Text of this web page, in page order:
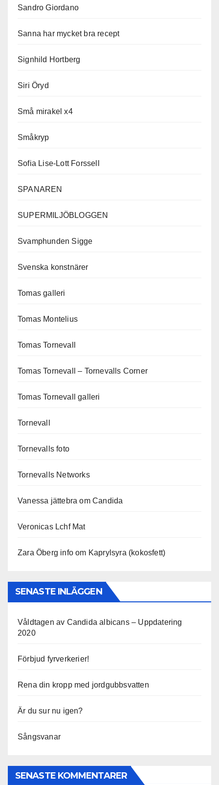
Sandro Giordano
Sanna har mycket bra recept
Signhild Hortberg
Siri Öryd
Små mirakel x4
Småkryp
Sofia Lise-Lott Forssell
SPANAREN
SUPERMILJÖBLOGGEN
Svamphunden Sigge
Svenska konstnärer
Tomas galleri
Tomas Montelius
Tomas Tornevall
Tomas Tornevall – Tornevalls Corner
Tomas Tornevall galleri
Tornevall
Tornevalls foto
Tornevalls Networks
Vanessa jättebra om Candida
Veronicas Lchf Mat
Zara Öberg info om Kaprylsyra (kokosfett)
SENASTE INLÄGGEN
Våldtagen av Candida albicans – Uppdatering
2020
Förbjud fyrverkerier!
Rena din kropp med jordgubbsvatten
Är du sur nu igen?
Sångsvanar
SENASTE KOMMENTARER